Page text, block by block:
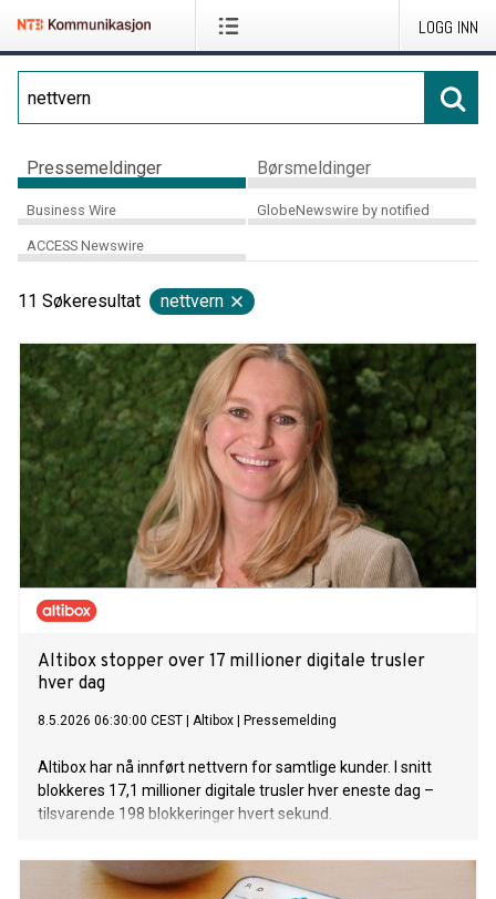
LOGG INN
Pressemeldinger Børsmeldinger
Business Wire GlobeNewswire by notified
ACCESS Newswire
11 Søkeresultat nettvern
Altibox stopper over 17 millioner digitale trusler
hver dag
8.5.2026 06:30:00 CEST Altibox Pressemelding
Altibox har nå innført nettvern for samtlige kunder. I snitt
blokkeres 17,1 millioner digitale trusler hver eneste dag –
tilsvarende 198 blokkeringer hvert sekund.